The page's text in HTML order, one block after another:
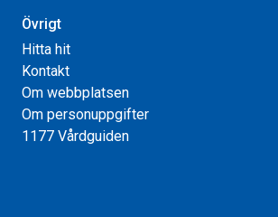
Övrigt
Hitta hit
Kontakt
Om webbplatsen
Om personuppgifter
1177 Vårdguiden